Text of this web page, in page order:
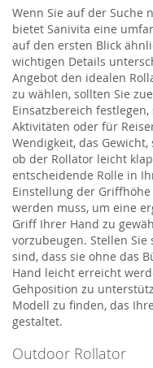
Wenn Sie auf der Suche
bietet Sanivita eine
auf den ersten Blick
wichtigen Details
Angebot den idealen
zu wählen, sollten Sie
Einsatzbereich
Aktivitäten oder für
Wendigkeit, das
ob der Rollator leicht
entscheidende Rolle in
Einstellung der
werden muss, um eine
Griff Ihrer Hand zu
vorzubeugen. Stellen
sind, dass sie ohne das
Hand leicht erreicht
Gehposition zu
Modell zu finden, das
gestaltet.
Outdoor Rollator